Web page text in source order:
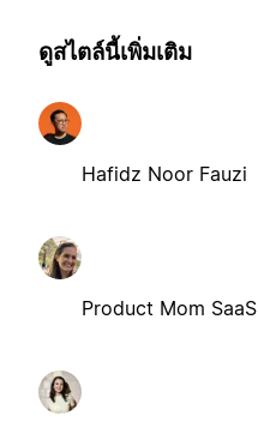
ดูสไตล์นี้เพิ่มเติม
Hafidz Noor Fauzi
Product Mom SaaS